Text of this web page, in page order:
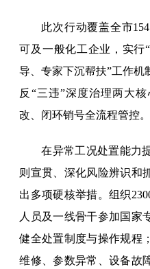
此次行动覆盖全市
可及一般化工企业，实行
导、专家下沉帮扶”工作
反“三违”深度治理两大
改、闭环销号全流程管控。
在异常工况处置能力
则宣贯、深化风险辨识和
出多项硬核举措。组织
人员及一线骨干参加国家
健全处置制度与操作规程
维修、参数异常、设备故